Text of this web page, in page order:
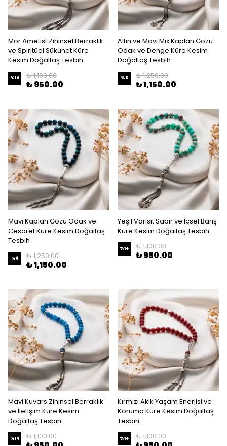
Mor Ametist Zihinsel Berraklık
ve Spiritüel Sükunet Küre
Kesim Doğaltaş Tesbih
%14 ₺ 1,100.00
₺ 950.00
Altın ve Mavi Mix Kaplan Gözü
Odak ve Denge Küre Kesim
Doğaltaş Tesbih
%8 ₺ 1,250.00
₺ 1,150.00
Mavi Kaplan Gözü Odak ve
Cesaret Küre Kesim Doğaltaş
Tesbih
%8 ₺ 1,250.00
₺ 1,150.00
Yeşil Varisit Sabır ve İçsel Barış
Küre Kesim Doğaltaş Tesbih
%14 ₺ 1,100.00
₺ 950.00
Mavi Kuvars Zihinsel Berraklık
ve İletişim Küre Kesim
Doğaltaş Tesbih
%14 ₺ 1,100.00
Kırmızı Akik Yaşam Enerjisi ve
Koruma Küre Kesim Doğaltaş
Tesbih
%14 ₺ 1,100.00